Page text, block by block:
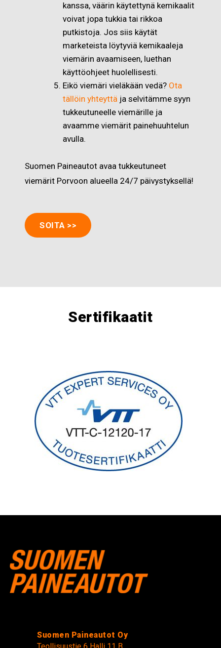
kanssa, väärin käytettynä kemikaalit
voivat jopa tukkia tai rikkoa
putkistoja. Jos siis käytät
marketeista löytyviä kemikaaleja
viemärin avaamiseen, luethan
käyttöohjeet huolellisesti.
Eikö viemäri vieläkään vedä? Ota
tällöin yhteyttäja selvitämme syyn
tukkeutuneelle viemärille ja
avaamme viemärit painehuuhtelun
avulla.
Suomen Paineautot avaa tukkeutuneet
viemärit Porvoon alueella 24/7 päivystyksellä!
SOITA >>
Sertifikaatit
Suomen Paineautot Oy